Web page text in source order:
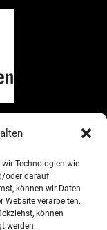
Technologien wie
oder darauf
können wir Daten
Website verarbeiten.
können
werden.